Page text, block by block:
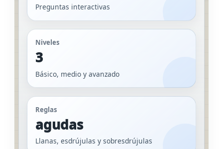
Preguntas interactivas
Niveles
3
Básico, medio y avanzado
Reglas
agudas
Llanas, esdrújulas y sobresdrújulas